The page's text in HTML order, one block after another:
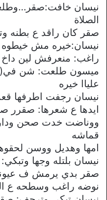
نيسان
الصلاة
صقر كان راقد ع بطنه
نيسان:خيره مش خيطوه
راغب: منعرفش لين داخ
ميسون طلعت: شن
علياا خيره
نيسان رجفت اطرفها
ايدها ع شعرها: صقرر
ووناضت خدت صحن
قماشه
امها وهديل ووسن
نيسان بلتله وجها
صقر بدي يرمش ف
نوضه راغب وسطحه ع